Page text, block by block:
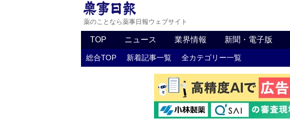
薬のことなら薬事日報ウェブサイト
TOP ニュース 業界情報 新聞・電子版
総合TOP 新着記事一覧 全カテゴリー一覧